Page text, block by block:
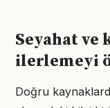
Seyahat ve
ilerlemeyi
Doğru